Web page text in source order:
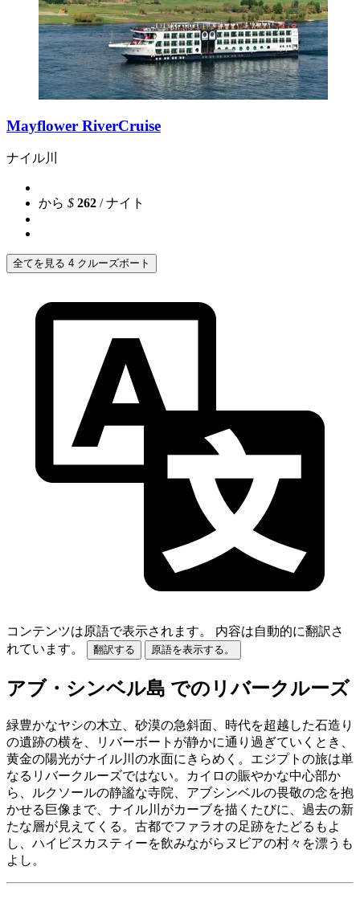
Mayflower RiverCruise
ナイル川
から $ 262 / ナイト
全てを見る 4 クルーズボート
コンテンツは原語で表示されます。
内容は自動的に翻訳さ
れています。
翻訳する 原語を表示する。
アブ・シンベル島 でのリバークルーズ
緑豊かなヤシの木立、砂漠の急斜面、時代を超越した石造り
の遺跡の横を、リバーボートが静かに通り過ぎていくとき、
黄金の陽光がナイル川の水面にきらめく。エジプトの旅は単
なるリバークルーズではない。カイロの賑やかな中心部か
ら、ルクソールの静謐な寺院、アブシンベルの畏敬の念を抱
かせる巨像まで、ナイル川がカーブを描くたびに、過去の新
たな層が見えてくる。古都でファラオの足跡をたどるもよ
し、ハイビスカスティーを飲みながらヌビアの村々を漂うも
よし。